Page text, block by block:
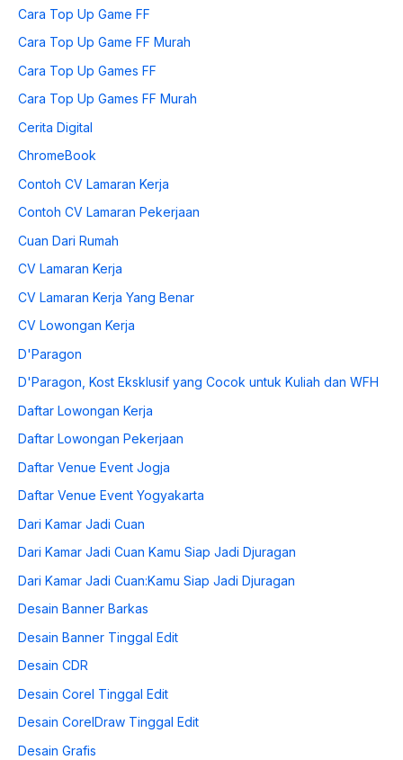
Cara Top Up Game FF
Cara Top Up Game FF Murah
Cara Top Up Games FF
Cara Top Up Games FF Murah
Cerita Digital
ChromeBook
Contoh CV Lamaran Kerja
Contoh CV Lamaran Pekerjaan
Cuan Dari Rumah
CV Lamaran Kerja
CV Lamaran Kerja Yang Benar
CV Lowongan Kerja
D'Paragon
D'Paragon, Kost Eksklusif yang Cocok untuk Kuliah dan WFH
Daftar Lowongan Kerja
Daftar Lowongan Pekerjaan
Daftar Venue Event Jogja
Daftar Venue Event Yogyakarta
Dari Kamar Jadi Cuan
Dari Kamar Jadi Cuan Kamu Siap Jadi Djuragan
Dari Kamar Jadi Cuan:Kamu Siap Jadi Djuragan
Desain Banner Barkas
Desain Banner Tinggal Edit
Desain CDR
Desain Corel Tinggal Edit
Desain CorelDraw Tinggal Edit
Desain Grafis